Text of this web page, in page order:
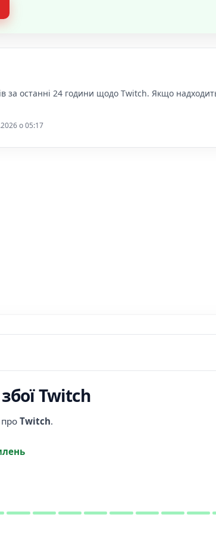
за останні 24 години щодо Twitch. Якщо
o 05:17
Twitch
про Twitch.